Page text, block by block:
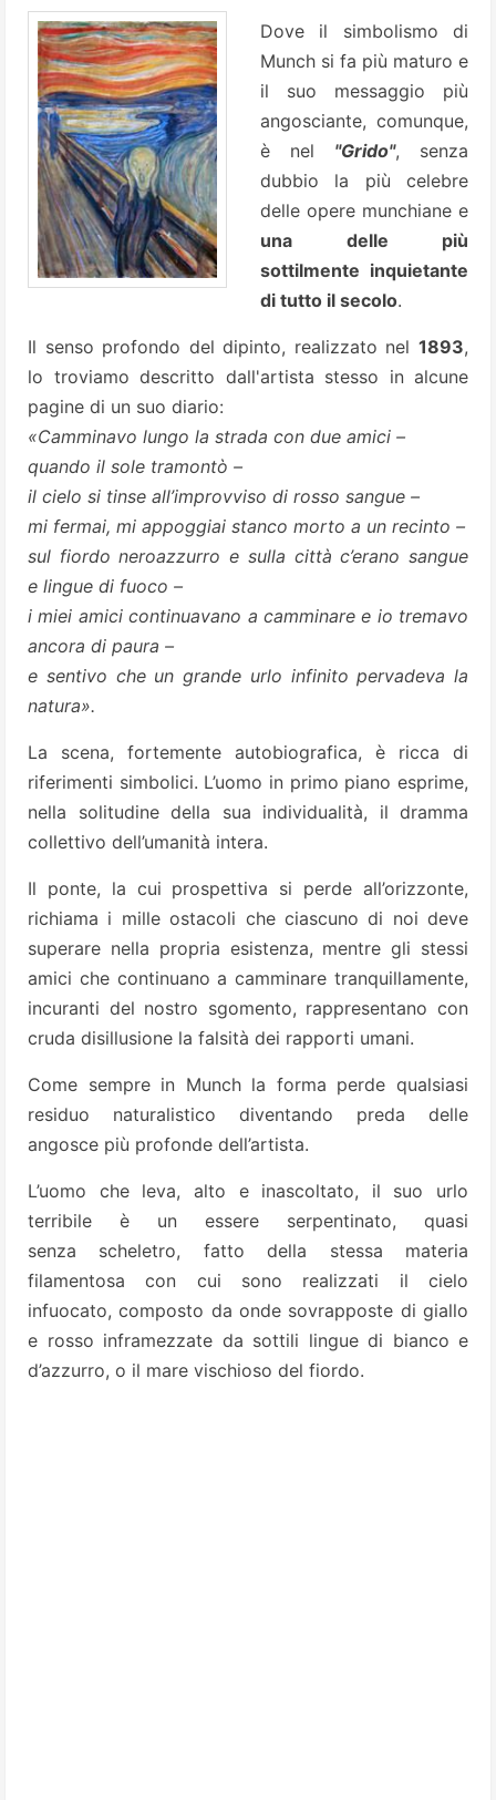
Dove il simbolismo di
Munch si fa più maturo e
il suo messaggio più
angosciante, comunque,
è nel "Grido", senza
dubbio la più celebre
delle opere munchiane e
una delle più
sottilmente inquietante
di tutto il secolo.
Il senso profondo del dipinto, realizzato nel 1893,
lo troviamo descritto dall'artista stesso in alcune
pagine di un suo diario:
«Camminavo lungo la strada con due amici –
quando il sole tramontò –
il cielo si tinse all’improvviso di rosso sangue –
mi fermai, mi appoggiai stanco morto a un recinto –
sul fiordo neroazzurro e sulla città c’erano sangue
e lingue di fuoco –
i miei amici continuavano a camminare e io tremavo
ancora di paura –
e sentivo che un grande urlo infinito pervadeva la
natura».
La scena, fortemente autobiografica, è ricca di
riferimenti simbolici. L’uomo in primo piano esprime,
nella solitudine della sua individualità, il dramma
collettivo dell’umanità intera.
Il ponte, la cui prospettiva si perde all’orizzonte,
richiama i mille ostacoli che ciascuno di noi deve
superare nella propria esistenza, mentre gli stessi
amici che continuano a camminare tranquillamente,
incuranti del nostro sgomento, rappresentano con
cruda disillusione la falsità dei rapporti umani.
Come sempre in Munch la forma perde qualsiasi
residuo naturalistico diventando preda delle
angosce più profonde dell’artista.
L’uomo che leva, alto e inascoltato, il suo urlo
terribile è un essere serpentinato, quasi
senza scheletro, fatto della stessa materia
filamentosa con cui sono realizzati il cielo
infuocato, composto da onde sovrapposte di giallo
e rosso inframezzate da sottili lingue di bianco e
d’azzurro, o il mare vischioso del fiordo.